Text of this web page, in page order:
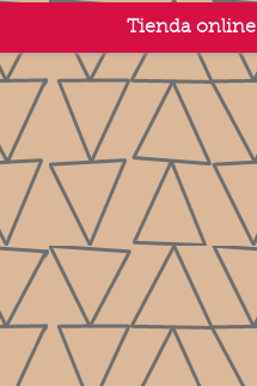
Tienda online